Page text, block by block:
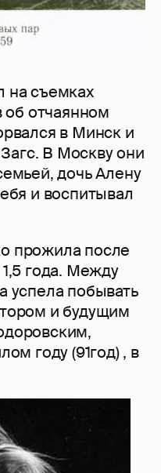
на съемках
об отчаянном
в Минск и
В Москву они
дочь Алену
и воспитывал
прожила после
года. Между
успела побывать
и будущим
году (91год) , в